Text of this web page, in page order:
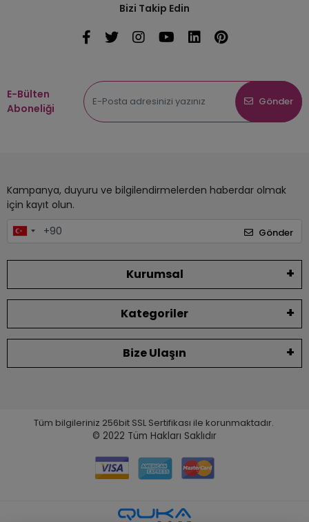
Bizi Takip Edin
E-Bülten
Aboneliği
Gönder
Kampanya, duyuru ve bilgilendirmelerden haberdar olmak
için kayıt olun.
Gönder
Kurumsal
Kategoriler
Bize Ulaşın
Tüm bilgileriniz 256bit SSL Sertifikası ile korunmaktadır.
© 2022 Tüm Hakları Saklıdır